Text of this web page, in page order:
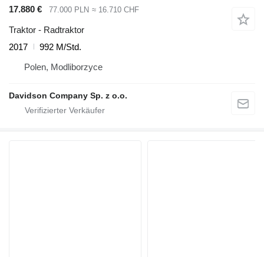
17.880 €
77.000 PLN ≈ 16.710 CHF
Traktor - Radtraktor
2017
992 M/Std.
Polen, Modliborzyce
Davidson Company Sp. z o.o.